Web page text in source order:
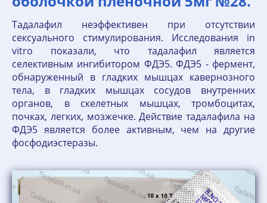
Тадалафил неэффективен при отсутствии
сексуального стимулирования. Исследования in
vitro показали, что тадалафил является
селективным ингибитором ФДЭ5. ФДЭ5 - фермент,
обнаруженный в гладких мышцах кавернозного
тела, в гладких мышцах сосудов внутренних
органов, в скелетных мышцах, тромбоцитах,
почках, легких, мозжечке. Действие тадалафила на
ФДЭ5 является более активным, чем на другие
фосфодиэстеразы.